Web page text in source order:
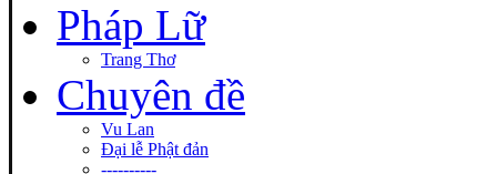
Pháp Lữ
Trang Thơ
Chuyên đề
Vu Lan
Đại lễ Phật đản
----------